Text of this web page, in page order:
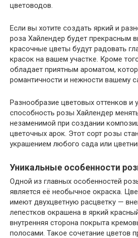
цветоводов.
Если вы хотите создать яркий и
роза Хайлендер будет прекрасным
красочные цветы будут радовать
красок на вашем участке. Кроме
обладает приятным ароматом,
романтичности и нежности вашему
Разнообразие цветовых оттенков и
способность розы Хайлендер
незаменимой при создании
цветочных арок. Этот сорт розы
украшением любого сада или
Уникальные особенности
Одной из главных особенностей
является её необычное окраска.
имеют двухцветную расцветку —
лепестков окрашена в яркий
внутренняя сторона покрыта
полосами. Такое сочетание цветов